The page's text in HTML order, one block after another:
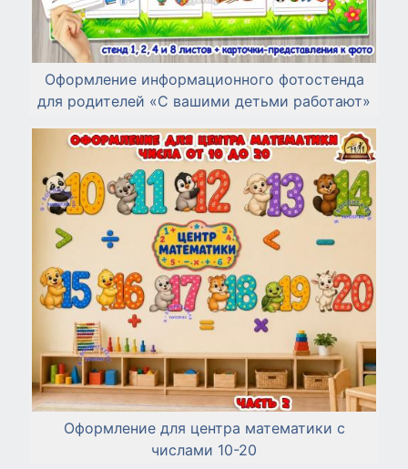
Оформление информационного фотостенда
для родителей «С вашими детьми работают»
Оформление для центра математики с
числами 10-20